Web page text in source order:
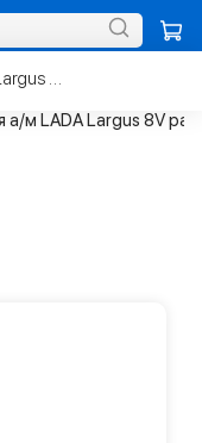
а/м LADA Largus 8V